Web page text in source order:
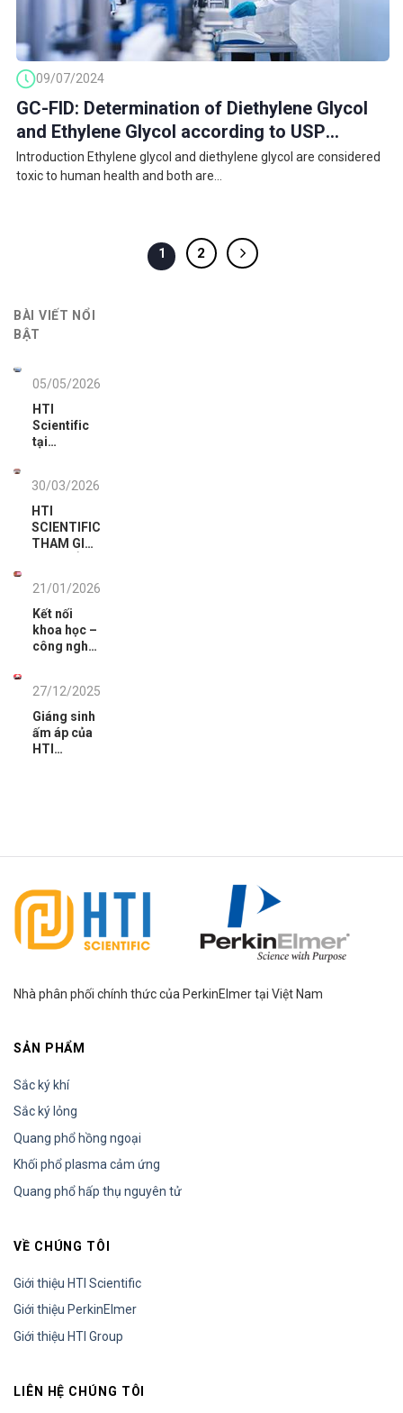
09/07/2024
GC-FID: Determination of Diethylene Glycol
and Ethylene Glycol according to USP
Propylene Glycol Monograph
Introduction Ethylene glycol and diethylene glycol are considered
toxic to human health and both are...
1 2
BÀI VIẾT NỔI
BẬT
05/05/2026
HTI
Scientific
tại
2026: Dấu
ấn tiên
phong
công nghệ
phân tích.
30/03/2026
HTI
SCIENTIFIC
THAM GIA
CÔNG TÁC
KIỂM TRA,
GIÁM SÁT
CHẤT
LƯỢNG
MỸ PHẨM
VÀ TRIỂN
KHAI CÔNG
TÁC NĂM
21/01/2026
Kết nối
khoa học –
công nghệ
phòng,
chống tội
phạm
27/12/2025
Giáng sinh
ấm áp của
HTI
Nhà phân phối chính thức của PerkinElmer tại Việt Nam
SẢN PHẨM
Sắc ký khí
Sắc ký lỏng
Quang phổ hồng ngoại
Khối phổ plasma cảm ứng
Quang phổ hấp thụ nguyên tử
VỀ CHÚNG TÔI
Giới thiệu HTI Scientific
Giới thiệu PerkinElmer
Giới thiệu HTI Group
LIÊN HỆ CHÚNG TÔI